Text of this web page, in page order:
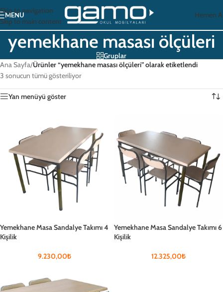
Skip to navigation
Skip to main content
MENU Hemen
yemekhane masası ölçüleri
Gruplar
Ana Sayfa/Ürünler “yemekhane masası ölçüleri” olarak etiketlendi
3 sonucun tümü gösteriliyor
Yan menüyü göster
Yemekhane Masa Sandalye Takımı 4
Kişilik
9.230,00₺
Yemekhane Masa Sandalye Takımı 6
Kişilik
12.325,00₺